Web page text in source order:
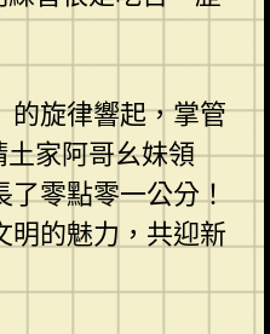
的旋律響起，掌管
家阿哥幺妹領
了零點零一公分！
明的魅力，共迎新